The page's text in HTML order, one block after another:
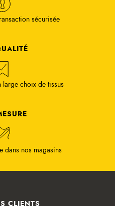
sécurisée
choix de tissus
dans nos magasins
CLIENTS